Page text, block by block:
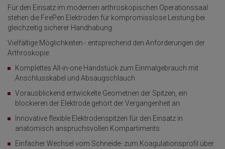
Für den Einsatz im modernen arthroskopischen Operationssaal
stehen die FirePen Elektroden für kompromisslose Leistung bei
gleichzeitig sicherer Handhabung.
Vielfältige Möglichkeiten - entsprechend den Anforderungen der
Arthroskopie:
Komplettes All-in-one Handstück zum Einmalgebrauch mit
Anschlusskabel und Absaugschlauch
Vorausblickend entwickelte Geometrien der Spitzen, ein
blockieren der Elektrode gehört der Vergangenheit an
Innovative flexible Elektrodenspitzen für den Einsatz in
anatomisch anspruchsvollen Kompartiments
Einfacher Wechsel vom Schneide- zum Koagulationsprofil über